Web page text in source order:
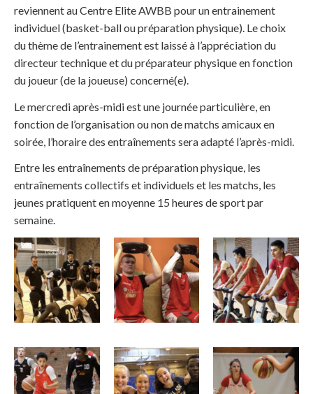
reviennent au Centre Elite AWBB pour un entrainement
individuel (basket-ball ou préparation physique). Le choix
du thème de l’entrainement est laissé à l’appréciation du
directeur technique et du préparateur physique en fonction
du joueur (de la joueuse) concerné(e).
Le mercredi après-midi est une journée particulière, en
fonction de l’organisation ou non de matchs amicaux en
soirée, l’horaire des entraînements sera adapté l’après-midi.
Entre les entraînements de préparation physique, les
entraînements collectifs et individuels et les matchs, les
jeunes pratiquent en moyenne 15 heures de sport par
semaine.